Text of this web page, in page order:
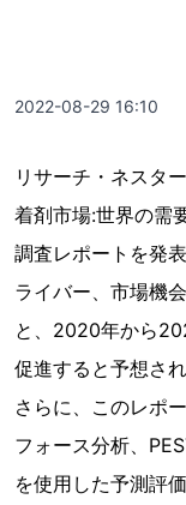
2022-08-29 16:10
リサーチ・ネスタ
着剤市場:世界の需
調査レポートを発
ライバー、市場機
と、2020年から
促進すると予想さ
さらに、このレポ
フォース分析、
を使用した予測評